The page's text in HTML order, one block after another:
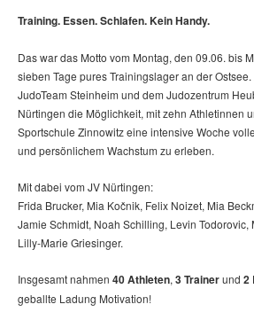
Training. Essen. Schlafen. Kein Handy.
Das war das Motto vom Montag, den 09.06. bis
sieben Tage pures Trainingslager an der
JudoTeam Steinheim und dem Judozentrum
Nürtingen die Möglichkeit, mit zehn Athletinnen
Sportschule Zinnowitz eine intensive Woche
und persönlichem Wachstum zu erleben.
Mit dabei vom JV Nürtingen:
Frida Brucker, Mia Kočnik, Felix Noizet, Mia
Jamie Schmidt, Noah Schilling, Levin
Lilly-Marie Griesinger.
Insgesamt nahmen 40 Athleten, 3 Trainerund 2
geballte Ladung Motivation!